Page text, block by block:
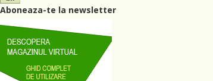
Aboneaza-te la newsletter